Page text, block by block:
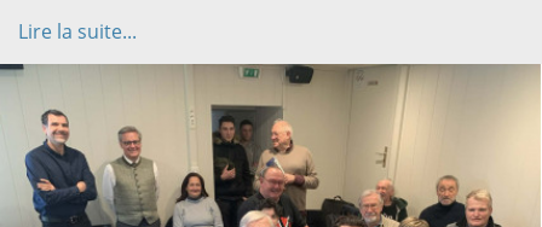
Lire la suite...